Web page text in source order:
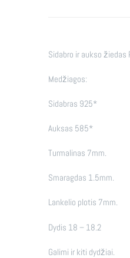
Sidabro ir aukso žiedas
Medžiagos:
Sidabras 925*
Auksas 585*
Turmalinas 7mm.
Smaragdas 1.5mm.
Lankelio plotis 7mm.
Dydis 18 – 18.2
Galimi ir kiti dydžiai.